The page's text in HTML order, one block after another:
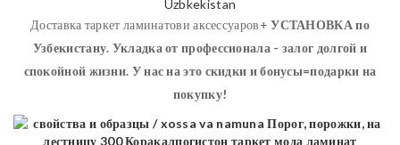
Доставка таркет ламинатови аксессуаров+УСТАНОВКАпо
Узбекистану. Укладка от профессионала - залог долгой и
спокойной жизни. У нас на это скидки и бонусы=подарки на
покупку!